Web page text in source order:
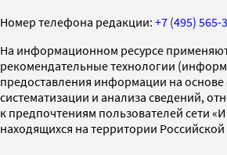
Номер телефона редакции: +7 (495) 565-
На информационном ресурсе
рекомендательные технологии
предоставления информации на основе
систематизации и анализа сведений,
к предпочтениям пользователей сети
находящихся на территории